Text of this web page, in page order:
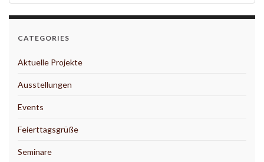
CATEGORIES
Aktuelle Projekte
Ausstellungen
Events
Feierttagsgrüße
Seminare